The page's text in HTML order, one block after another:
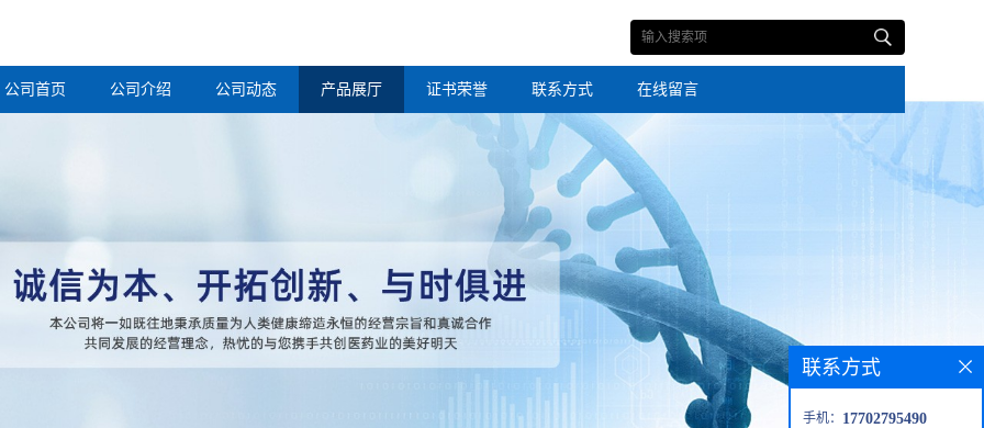
公司首页 公司介绍 公司动态 产品展厅 证书荣誉 联系方式 在线留言
联系方式
手机： 17702795490